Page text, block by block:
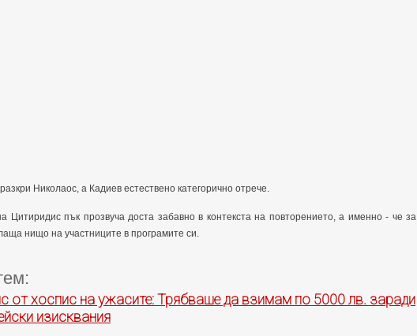
разкри Николаос, а Кадиев естествено категорично отрече.
Цитиридис пък прозвуча доста забавно в контекста на повторението, а именно - че за
нищо на участниците в програмите си.
от хоспис на ужасите: Трябваше да взимам по 5000 лв. заради
изисквания